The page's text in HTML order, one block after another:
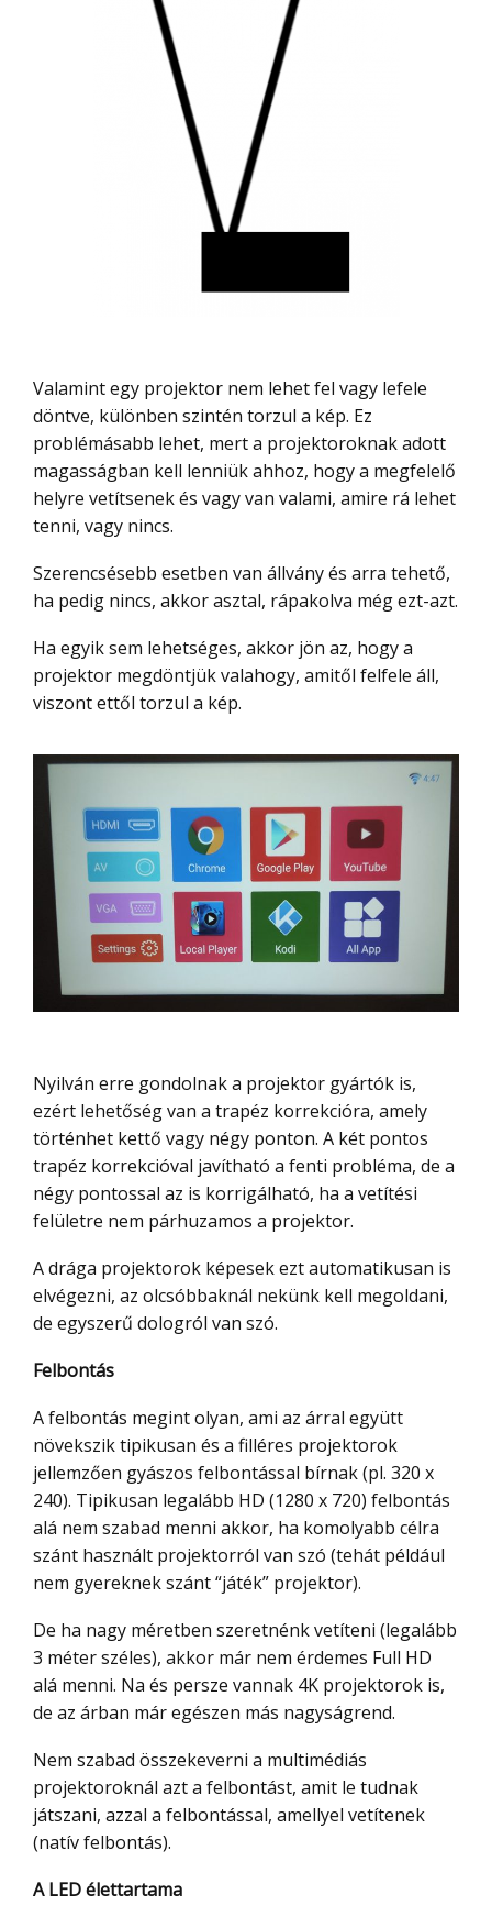
Valamint egy projektor nem lehet fel vagy lefele
döntve, különben szintén torzul a kép. Ez
problémásabb lehet, mert a projektoroknak adott
magasságban kell lenniük ahhoz, hogy a megfelelő
helyre vetítsenek és vagy van valami, amire rá lehet
tenni, vagy nincs.
Szerencsésebb esetben van állvány és arra tehető,
ha pedig nincs, akkor asztal, rápakolva még ezt-azt.
Ha egyik sem lehetséges, akkor jön az, hogy a
projektor megdöntjük valahogy, amitől felfele áll,
viszont ettől torzul a kép.
Nyilván erre gondolnak a projektor gyártók is,
ezért lehetőség van a trapéz korrekcióra, amely
történhet kettő vagy négy ponton. A két pontos
trapéz korrekcióval javítható a fenti probléma, de a
négy pontossal az is korrigálható, ha a vetítési
felületre nem párhuzamos a projektor.
A drága projektorok képesek ezt automatikusan is
elvégezni, az olcsóbbaknál nekünk kell megoldani,
de egyszerű dologról van szó.
Felbontás
A felbontás megint olyan, ami az árral együtt
növekszik tipikusan és a filléres projektorok
jellemzően gyászos felbontással bírnak (pl. 320 x
240). Tipikusan legalább HD (1280 x 720) felbontás
alá nem szabad menni akkor, ha komolyabb célra
szánt használt projektorról van szó (tehát például
nem gyereknek szánt “játék” projektor).
De ha nagy méretben szeretnénk vetíteni (legalább
3 méter széles), akkor már nem érdemes Full HD
alá menni. Na és persze vannak 4K projektorok is,
de az árban már egészen más nagyságrend.
Nem szabad összekeverni a multimédiás
projektoroknál azt a felbontást, amit le tudnak
játszani, azzal a felbontással, amellyel vetítenek
(natív felbontás).
A LED élettartama